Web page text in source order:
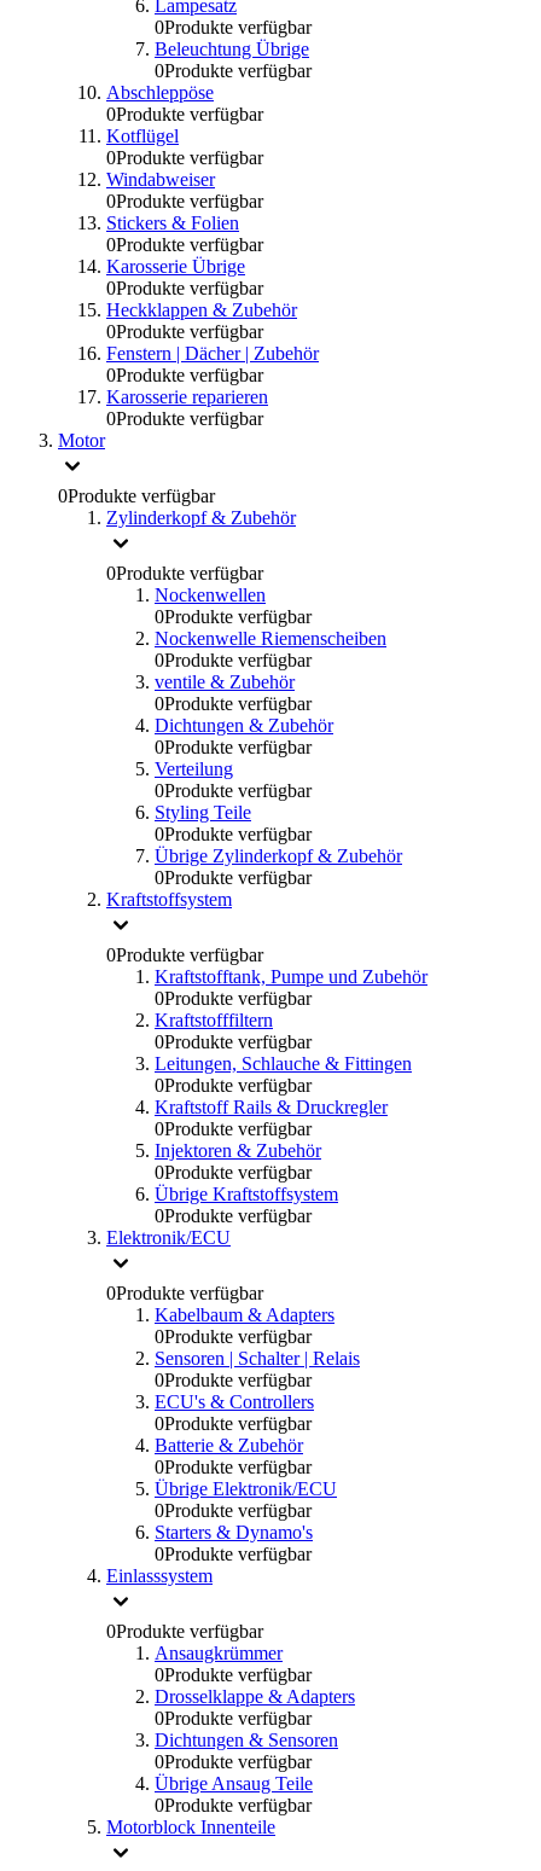
Lampesatz
0Produkte verfügbar
Beleuchtung Übrige
0Produkte verfügbar
Abschleppöse
0Produkte verfügbar
Kotflügel
0Produkte verfügbar
Windabweiser
0Produkte verfügbar
Stickers & Folien
0Produkte verfügbar
Karosserie Übrige
0Produkte verfügbar
Heckklappen & Zubehör
0Produkte verfügbar
Fenstern | Dächer | Zubehör
0Produkte verfügbar
Karosserie reparieren
0Produkte verfügbar
Motor
0Produkte verfügbar
Zylinderkopf & Zubehör
0Produkte verfügbar
Nockenwellen
0Produkte verfügbar
Nockenwelle Riemenscheiben
0Produkte verfügbar
ventile & Zubehör
0Produkte verfügbar
Dichtungen & Zubehör
0Produkte verfügbar
Verteilung
0Produkte verfügbar
Styling Teile
0Produkte verfügbar
Übrige Zylinderkopf & Zubehör
0Produkte verfügbar
Kraftstoffsystem
0Produkte verfügbar
Kraftstofftank, Pumpe und Zubehör
0Produkte verfügbar
Kraftstofffiltern
0Produkte verfügbar
Leitungen, Schlauche & Fittingen
0Produkte verfügbar
Kraftstoff Rails & Druckregler
0Produkte verfügbar
Injektoren & Zubehör
0Produkte verfügbar
Übrige Kraftstoffsystem
0Produkte verfügbar
Elektronik/ECU
0Produkte verfügbar
Kabelbaum & Adapters
0Produkte verfügbar
Sensoren | Schalter | Relais
0Produkte verfügbar
ECU's & Controllers
0Produkte verfügbar
Batterie & Zubehör
0Produkte verfügbar
Übrige Elektronik/ECU
0Produkte verfügbar
Starters & Dynamo's
0Produkte verfügbar
Einlasssystem
0Produkte verfügbar
Ansaugkrümmer
0Produkte verfügbar
Drosselklappe & Adapters
0Produkte verfügbar
Dichtungen & Sensoren
0Produkte verfügbar
Übrige Ansaug Teile
0Produkte verfügbar
Motorblock Innenteile